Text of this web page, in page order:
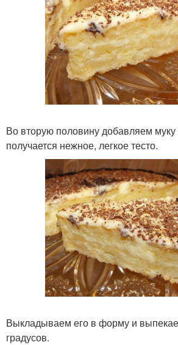
Во вторую половину добавляем муку
получается нежное, легкое тесто.
Выкладываем его в форму и
градусов.